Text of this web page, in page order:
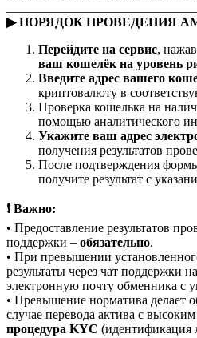
▶ ПОРЯДОК ПРОВЕДЕНИЯ
Перейдите на сервис,
ваш кошелёк на уровень
Введите адрес вашего
криптовалюту в
Проверка кошелька на
помощью аналитического
Укажите ваш адрес
получения результатов
После подтверждения
получите результат с
❗ Важно:
• Предоставление результатов
поддержки – обязательно.
• При превышении
результаты через чат поддержки
электронную почту обменника с
• Превышение норматива делает
случае перевода актива с
процедура KYC (идентификация